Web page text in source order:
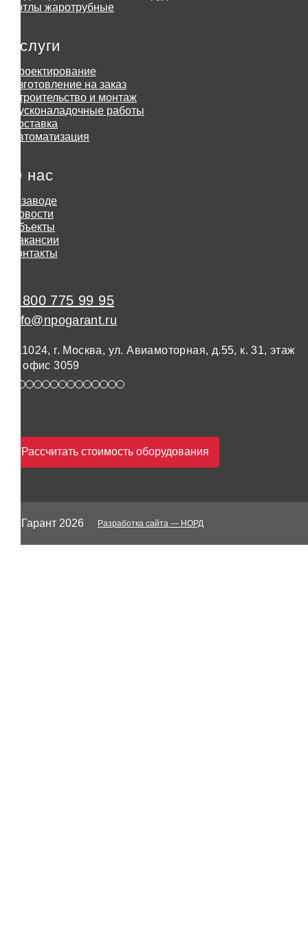
Котлы жаротрубные
Услуги
Проектирование
Изготовление на заказ
Строительство и монтаж
Пусконаладочные работы
Доставка
Автоматизация
О нас
О заводе
Новости
Объекты
Вакансии
Контакты
8 800 775 99 95
info@npogarant.ru
111024, г. Москва, ул. Авиамоторная, д.55, к. 31, этаж
3, офис 3059
Рассчитать стоимость оборудования
© Гарант 2026 Разработка сайта — НОРД